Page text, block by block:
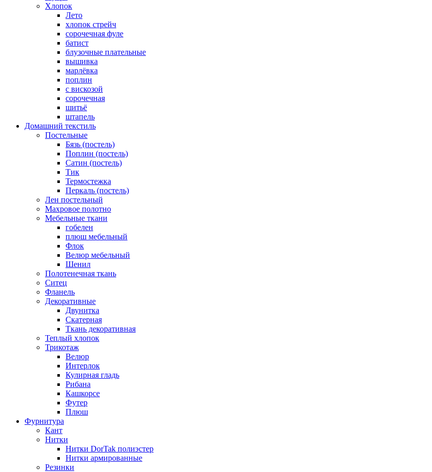
Хлопок
Лето
хлопок стрейч
cорочечная фуле
батист
блузочные плательные
вышивка
марлёвка
поплин
с вискозой
сорочечная
шитьё
штапель
Домашний текстиль
Постельные
Бязь (постель)
Поплин (постель)
Сатин (постель)
Тик
Термостежка
Перкаль (постель)
Лен постельный
Махровое полотно
Мебельные ткани
гобелен
плюш мебельный
Флок
Велюр мебельный
Шенил
Полотенечная ткань
Ситец
Фланель
Декоративные
Двунитка
Скатерная
Ткань декоративная
Теплый хлопок
Трикотаж
Велюр
Интерлок
Кулирная гладь
Рибана
Кашкорсе
Футер
Плюш
Фурнитура
Кант
Нитки
Нитки DorTak полиэстер
Нитки армированные
Резинки